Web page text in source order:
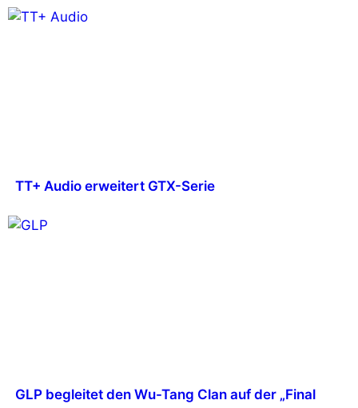
TT+ Audio erweitert GTX-Serie
GLP begleitet den Wu-Tang Clan auf der „Final